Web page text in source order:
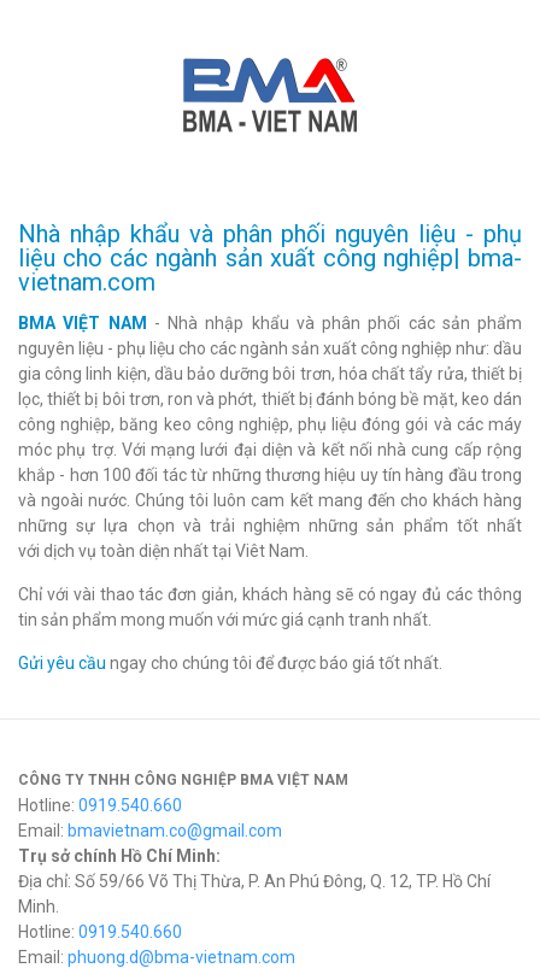
Nhà nhập khẩu và phân phối nguyên liệu - phụ
liệu cho các ngành sản xuất công nghiệp| bma-
vietnam.com
BMA VIỆT NAM
- Nhà nhập khẩu và phân phối các sản phẩm
nguyên liệu - phụ liệu cho các ngành sản xuất công nghiệp như: dầu
gia công linh kiện, dầu bảo dưỡng bôi trơn, hóa chất tẩy rửa, thiết bị
lọc, thiết bị bôi trơn, ron và phớt, thiết bị đánh bóng bề mặt, keo dán
công nghiệp, băng keo công nghiệp, phụ liệu đóng gói và các máy
móc phụ trợ. Với mạng lưới đại diện và kết nối nhà cung cấp rộng
khắp - hơn 100 đối tác từ những thương hiệu uy tín hàng đầu trong
và ngoài nước. Chúng tôi luôn cam kết mang đến cho khách hàng
những sự lựa chọn và trải nghiệm những sản phẩm tốt nhất
với dịch vụ toàn diện nhất tại Viêt Nam.
Chỉ với vài thao tác đơn giản, khách hàng sẽ có ngay đủ các thông
tin sản phẩm mong muốn với mức giá cạnh tranh nhất.
Gửi yêu cầu ngay cho chúng tôi để được báo giá tốt nhất.
CÔNG TY TNHH CÔNG NGHIỆP BMA VIỆT NAM
Hotline: 0919.540.660
Email: bmavietnam.co@gmail.com
Trụ sở chính Hồ Chí Minh:
Địa chỉ: Số 59/66 Võ Thị Thừa, P. An Phú Đông, Q. 12, TP. Hồ Chí
Minh.
Hotline: 0919.540.660
Email: phuong.d@bma-vietnam.com